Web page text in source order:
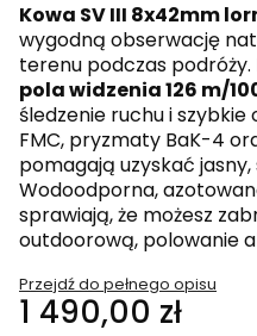
Kowa SV III 8x42mm
wygodną obserwację
terenu podczas podróży.
pola widzenia 126 m/
śledzenie ruchu i
FMC, pryzmaty BaK-4
pomagają uzyskać
Wodoodporna,
sprawiają, że możesz
outdoorową, polowanie
Przejdź do pełnego opisu
Cena
1 490,00 zł